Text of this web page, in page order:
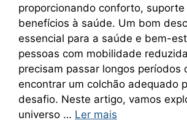
proporcionando conforto, suporte
benefícios à saúde. Um bom
essencial para a saúde e bem-
pessoas com mobilidade
precisam passar longos períodos
encontrar um colchão adequado
desafio. Neste artigo, vamos
universo … Ler mais